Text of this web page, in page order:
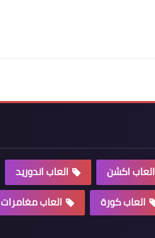
العاب اكشن العاب اندوريد
العاب كورة العاب مغامرات